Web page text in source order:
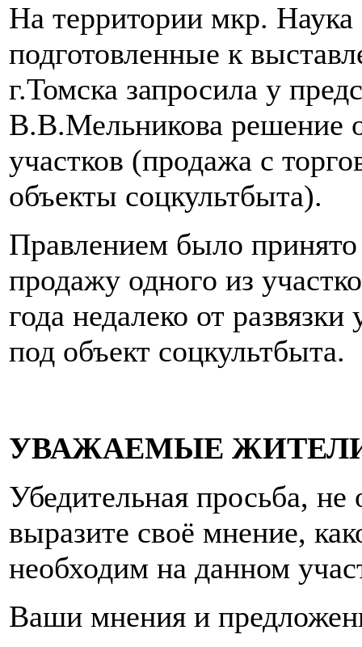
На территории мкр. Наука
подготовленные к
г.Томска запросила у
В.В.Мельникова решение
участков (продажа с
объекты соцкультбыта).
Правлением было
продажу одного из
года недалеко от
под объект соцкультбыта.
УВАЖАЕМЫЕ
Убедительная просьба,
выразите своё мнение,
необходим на данном
Ваши мнения и